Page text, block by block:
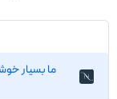
1
ما بسیار